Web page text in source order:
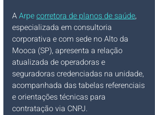
A Arpe corretora de planos de saúde,
especializada em consultoria
corporativa e com sede no Alto da
Mooca (SP), apresenta a relação
atualizada de operadoras e
seguradoras credenciadas na unidade,
acompanhada das tabelas referenciais
e orientações técnicas para
contratação via CNPJ.